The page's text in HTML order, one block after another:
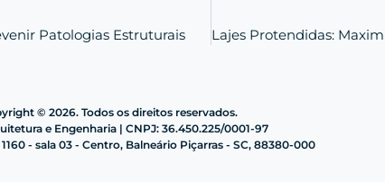
Patologias Estruturais
© 2026. Todos os direitos reservados.
e Engenharia | CNPJ: 36.450.225/0001-97
- sala 03 - Centro, Balneário Piçarras - SC, 88380-000